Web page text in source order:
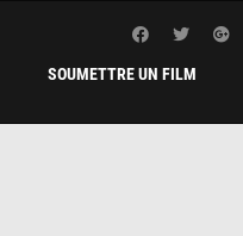
SOUMETTRE UN FILM